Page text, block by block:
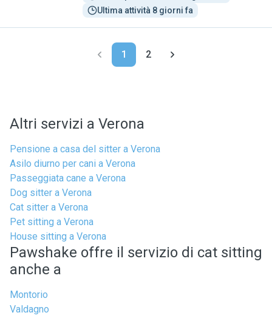
Ultima attività 8 giorni fa
1 2
Altri servizi a Verona
Pensione a casa del sitter a Verona
Asilo diurno per cani a Verona
Passeggiata cane a Verona
Dog sitter a Verona
Cat sitter a Verona
Pet sitting a Verona
House sitting a Verona
Pawshake offre il servizio di cat sitting
anche a
Montorio
Valdagno